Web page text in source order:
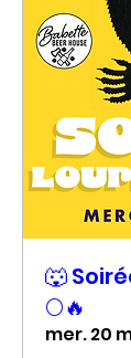
🐺
🌕🔥
mer. 20